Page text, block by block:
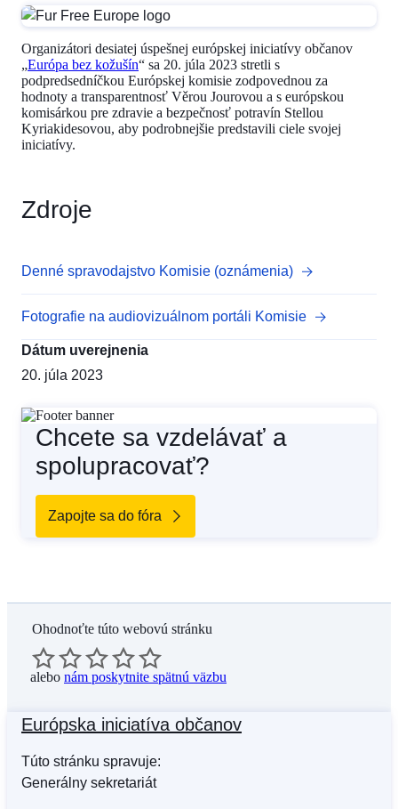
Organizátori desiatej úspešnej európskej iniciatívy občanov
„Európa bez kožušín“ sa 20. júla 2023 stretli s
podpredsedníčkou Európskej komisie zodpovednou za
hodnoty a transparentnosť Věrou Jourovou a s európskou
komisárkou pre zdravie a bezpečnosť potravín Stellou
Kyriakidesovou, aby podrobnejšie predstavili ciele svojej
iniciatívy.
Zdroje
Denné spravodajstvo Komisie (oznámenia)
Fotografie na audiovizuálnom portáli Komisie
Dátum uverejnenia
20. júla 2023
Chcete sa vzdelávať a
spolupracovať?
Zapojte sa do fóra
Ohodnoťte túto webovú stránku
alebo nám poskytnite spätnú väzbu
Európska iniciatíva občanov
Túto stránku spravuje:
Generálny sekretariát